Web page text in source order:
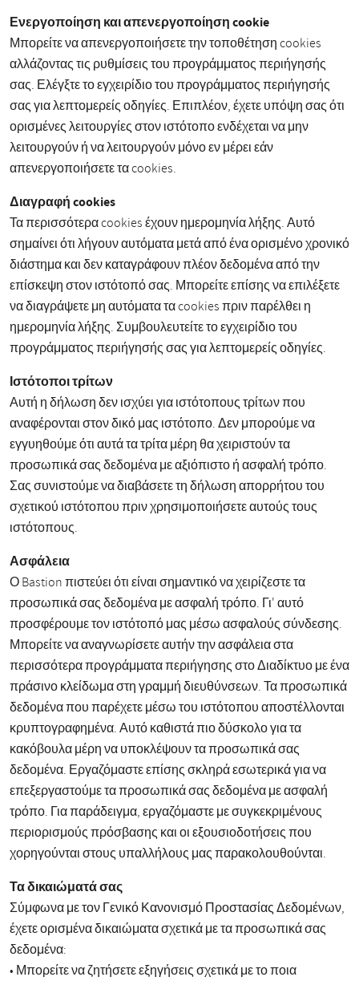
Ενεργοποίηση και απενεργοποίηση cookie
Μπορείτε να απενεργοποιήσετε την τοποθέτηση cookies
αλλάζοντας τις ρυθμίσεις του προγράμματος περιήγησής
σας. Ελέγξτε το εγχειρίδιο του προγράμματος περιήγησής
σας για λεπτομερείς οδηγίες. Επιπλέον, έχετε υπόψη σας ότι
ορισμένες λειτουργίες στον ιστότοπο ενδέχεται να μην
λειτουργούν ή να λειτουργούν μόνο εν μέρει εάν
απενεργοποιήσετε τα cookies.
Διαγραφή cookies
Τα περισσότερα cookies έχουν ημερομηνία λήξης. Αυτό
σημαίνει ότι λήγουν αυτόματα μετά από ένα ορισμένο χρονικό
διάστημα και δεν καταγράφουν πλέον δεδομένα από την
επίσκεψη στον ιστότοπό σας. Μπορείτε επίσης να επιλέξετε
να διαγράψετε μη αυτόματα τα cookies πριν παρέλθει η
ημερομηνία λήξης. Συμβουλευτείτε το εγχειρίδιο του
προγράμματος περιήγησής σας για λεπτομερείς οδηγίες.
Ιστότοποι τρίτων
Αυτή η δήλωση δεν ισχύει για ιστότοπους τρίτων που
αναφέρονται στον δικό μας ιστότοπο. Δεν μπορούμε να
εγγυηθούμε ότι αυτά τα τρίτα μέρη θα χειριστούν τα
προσωπικά σας δεδομένα με αξιόπιστο ή ασφαλή τρόπο.
Σας συνιστούμε να διαβάσετε τη δήλωση απορρήτου του
σχετικού ιστότοπου πριν χρησιμοποιήσετε αυτούς τους
ιστότοπους.
Ασφάλεια
Ο Bastion πιστεύει ότι είναι σημαντικό να χειρίζεστε τα
προσωπικά σας δεδομένα με ασφαλή τρόπο. Γι' αυτό
προσφέρουμε τον ιστότοπό μας μέσω ασφαλούς σύνδεσης.
Μπορείτε να αναγνωρίσετε αυτήν την ασφάλεια στα
περισσότερα προγράμματα περιήγησης στο Διαδίκτυο με ένα
πράσινο κλείδωμα στη γραμμή διευθύνσεων. Τα προσωπικά
δεδομένα που παρέχετε μέσω του ιστότοπου αποστέλλονται
κρυπτογραφημένα. Αυτό καθιστά πιο δύσκολο για τα
κακόβουλα μέρη να υποκλέψουν τα προσωπικά σας
δεδομένα. Εργαζόμαστε επίσης σκληρά εσωτερικά για να
επεξεργαστούμε τα προσωπικά σας δεδομένα με ασφαλή
τρόπο. Για παράδειγμα, εργαζόμαστε με συγκεκριμένους
περιορισμούς πρόσβασης και οι εξουσιοδοτήσεις που
χορηγούνται στους υπαλλήλους μας παρακολουθούνται.
Τα δικαιώματά σας
Σύμφωνα με τον Γενικό Κανονισμό Προστασίας Δεδομένων,
έχετε ορισμένα δικαιώματα σχετικά με τα προσωπικά σας
δεδομένα:
• Μπορείτε να ζητήσετε εξηγήσεις σχετικά με το ποια